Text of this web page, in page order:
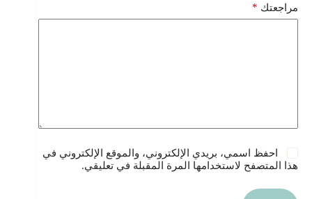
مراجعتك *
احفظ اسمي، بريدي الإلكتروني، والموقع الإلكتروني في
هذا المتصفح لاستخدامها المرة المقبلة في تعليقي.